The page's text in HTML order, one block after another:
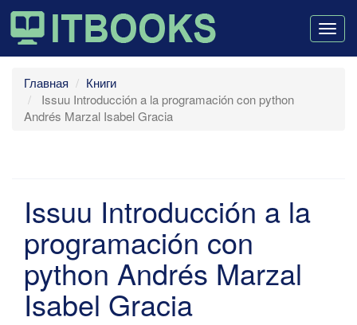
Главная
Книги
Issuu Introducción a la programación con python
Andrés Marzal Isabel Gracia
Issuu Introducción a la
programación con
python Andrés Marzal
Isabel Gracia